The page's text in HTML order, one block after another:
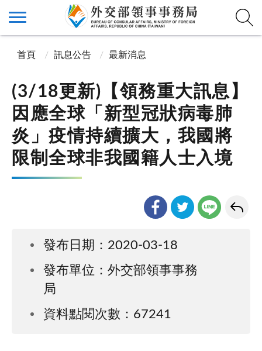
首頁 訊息公告 最新消息
(3/18更新)【領務重大訊息】
因應全球「新型冠狀病毒肺
炎」疫情持續擴大，我國將
限制全球非我國籍人士入境
發布日期：2020-03-18
發布單位：外交部領事事務
局
資料點閱次數：67241